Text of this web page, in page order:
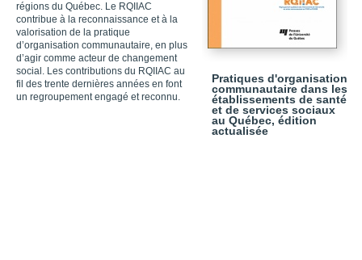
régions du Québec. Le RQIIAC
contribue à la reconnaissance et à la
valorisation de la pratique
d’organisation communautaire, en plus
d’agir comme acteur de changement
social. Les contributions du RQIIAC au
fil des trente dernières années en font
un regroupement engagé et reconnu.
Pratiques d'organisation
communautaire dans les
établissements de santé
et de services sociaux
au Québec, édition
actualisée